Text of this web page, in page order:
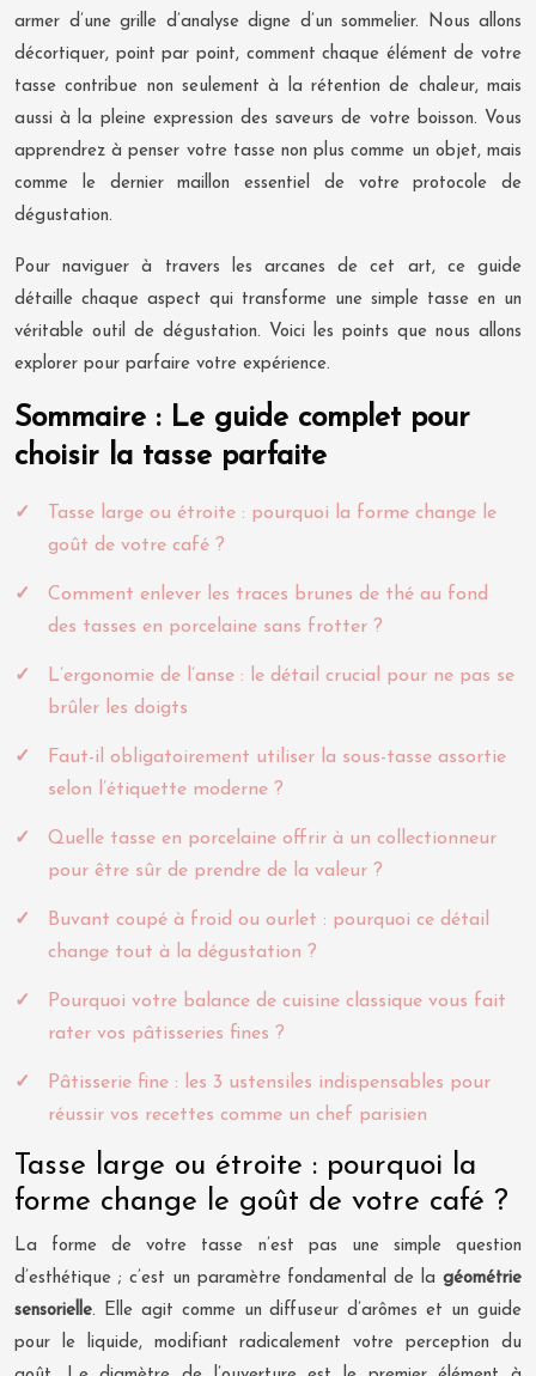
armer d’une grille d’analyse digne d’un sommelier. Nous allons
décortiquer, point par point, comment chaque élément de votre
tasse contribue non seulement à la rétention de chaleur, mais
aussi à la pleine expression des saveurs de votre boisson. Vous
apprendrez à penser votre tasse non plus comme un objet, mais
comme le dernier maillon essentiel de votre protocole de
dégustation.
Pour naviguer à travers les arcanes de cet art, ce guide
détaille chaque aspect qui transforme une simple tasse en un
véritable outil de dégustation. Voici les points que nous allons
explorer pour parfaire votre expérience.
Sommaire : Le guide complet pour
choisir la tasse parfaite
Tasse large ou étroite : pourquoi la forme change le
goût de votre café ?
Comment enlever les traces brunes de thé au fond
des tasses en porcelaine sans frotter ?
L’ergonomie de l’anse : le détail crucial pour ne pas se
brûler les doigts
Faut-il obligatoirement utiliser la sous-tasse assortie
selon l’étiquette moderne ?
Quelle tasse en porcelaine offrir à un collectionneur
pour être sûr de prendre de la valeur ?
Buvant coupé à froid ou ourlet : pourquoi ce détail
change tout à la dégustation ?
Pourquoi votre balance de cuisine classique vous fait
rater vos pâtisseries fines ?
Pâtisserie fine : les 3 ustensiles indispensables pour
réussir vos recettes comme un chef parisien
Tasse large ou étroite : pourquoi la
forme change le goût de votre café ?
La forme de votre tasse n’est pas une simple question
d’esthétique ; c’est un paramètre fondamental de la géométrie
sensorielle. Elle agit comme un diffuseur d’arômes et un guide
pour le liquide, modifiant radicalement votre perception du